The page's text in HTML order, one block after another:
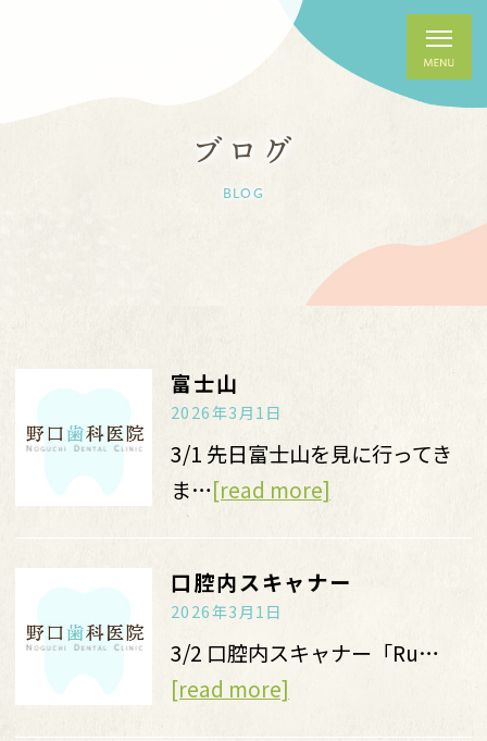
ブログ
BLOG
富士山
2026年3月1日
3/1 先日富士山を見に行ってき
ま…[read more]
口腔内スキャナー
2026年3月1日
3/2 口腔内スキャナー「Ru…
[read more]